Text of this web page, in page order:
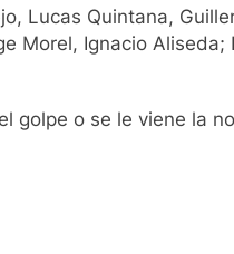
Lucas Quintana,
Morel, Ignacio Aliseda;
golpe o se le viene la